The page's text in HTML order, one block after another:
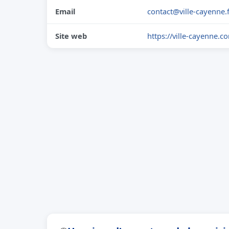
Email contact@ville-
Site web https://ville-